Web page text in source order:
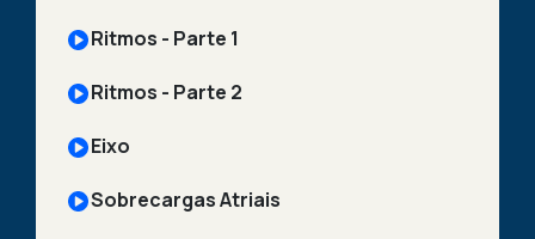
Ritmos - Parte 1
Ritmos - Parte 2
Eixo
Sobrecargas Atriais